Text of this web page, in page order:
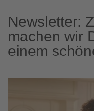
Newsletter:
machen wir
einem